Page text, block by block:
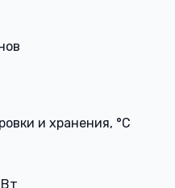
и хранения, °С